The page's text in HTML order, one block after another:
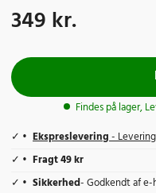
Pris:349 kr.
349 kr.
Findes på lager,
Ekspreslevering- Levering
Fragt 49 kr
Sikkerhed- Godkendt af